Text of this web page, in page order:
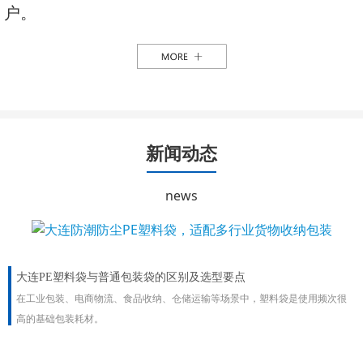
户。
新闻动态
news
大连PE塑料袋与普通包装袋的区别及选型要点
在工业包装、电商物流、食品收纳、仓储运输等场景中，塑料袋是使用频次很
高的基础包装耗材。